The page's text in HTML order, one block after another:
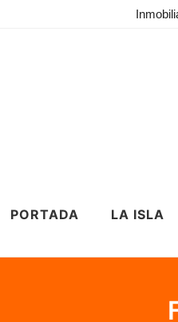
PORTADA LA ISLA